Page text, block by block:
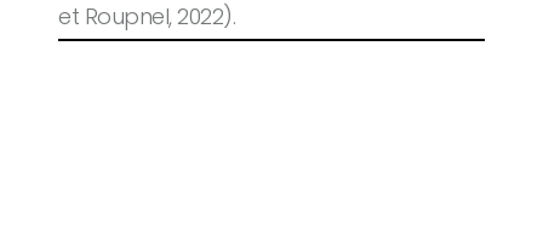
et Roupnel, 2022).